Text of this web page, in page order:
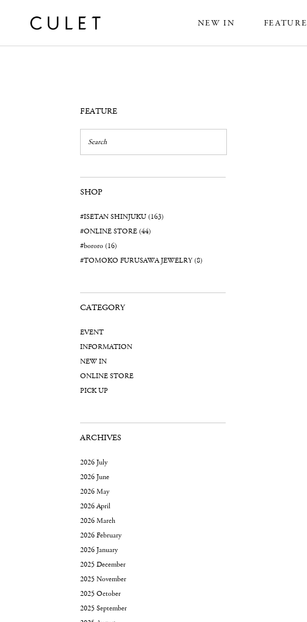
NEW IN FEATURE
News
FEATURE
SHOP
#ISETAN SHINJUKU (163)
#ONLINE STORE (44)
#bororo (16)
#TOMOKO FURUSAWA JEWELRY (8)
CATEGORY
EVENT
INFORMATION
NEW IN
ONLINE STORE
PICK UP
ARCHIVES
2026 July
2026 June
2026 May
2026 April
2026 March
2026 February
2026 January
2025 December
2025 November
2025 October
2025 September